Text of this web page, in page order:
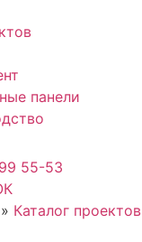
панели
55-53
» Каталог проектов